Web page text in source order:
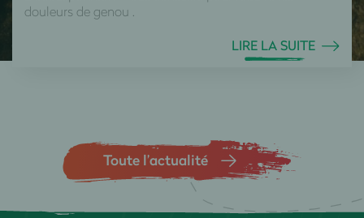
douleurs de genou .
LIRE LA SUITE
Toute l’actualité